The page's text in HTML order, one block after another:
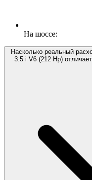
На шоссе:
Насколько реальный
3.5 i V6 (212 Hp)